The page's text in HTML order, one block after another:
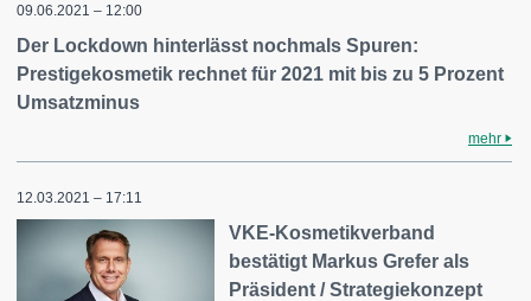
09.06.2021 – 12:00
Der Lockdown hinterlässt nochmals Spuren:
Prestigekosmetik rechnet für 2021 mit bis zu 5 Prozent
Umsatzminus
mehr
12.03.2021 – 17:11
VKE-Kosmetikverband
bestätigt Markus Grefer als
Präsident / Strategiekonzept